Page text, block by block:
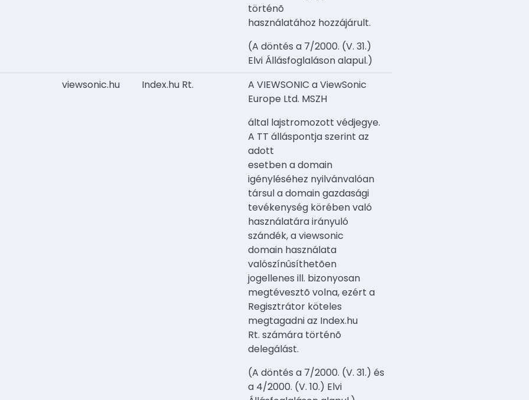
történõ
használatához hozzájárult.
(A döntés a 7/2000. (V. 31.)
Elvi Állásfoglaláson alapul.)
viewsonic.hu
Index.hu Rt.
A VIEWSONIC a ViewSonic
Europe Ltd. MSZH
által lajstromozott védjegye.
A TT álláspontja szerint az
adott
esetben a domain
igényléséhez nyilvánvalóan
társul a domain gazdasági
tevékenység körében való
használatára irányuló
szándék, a viewsonic
domain használata
valószínûsíthetõen
jogellenes ill. bizonyosan
megtévesztõ volna, ezért a
Regisztrátor köteles
megtagadni az Index.hu
Rt. számára történõ
delegálást.
(A döntés a 7/2000. (V. 31.) és
a 4/2000. (V. 10.) Elvi